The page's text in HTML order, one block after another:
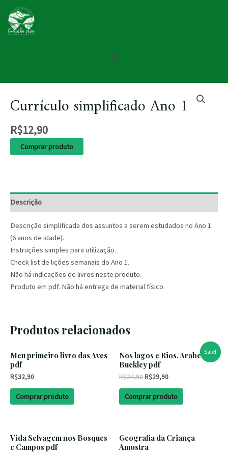
Currículo simplificado Ano 1
R$12,90
Comprar produto
Descrição
Descrição simplificada dos assuntos a serem estudados no Ano 1
(6 anos de idade).
Instruções simples para utilização.
Check list de lições semanais do Ano 1.
Não há indicações de livros neste produto.
Produto em pdf. Não há entrega de material físico.
Produtos relacionados
Meu primeiro livro das Aves
pdf
R$32,90
Comprar produto
Sale!
Nos lagos e Rios, Arabella
Buckley pdf
R$34,90R$29,90
Comprar produto
Vida Selvagem nos Bosques
e Campos pdf
Geografia da Criança
Amostra